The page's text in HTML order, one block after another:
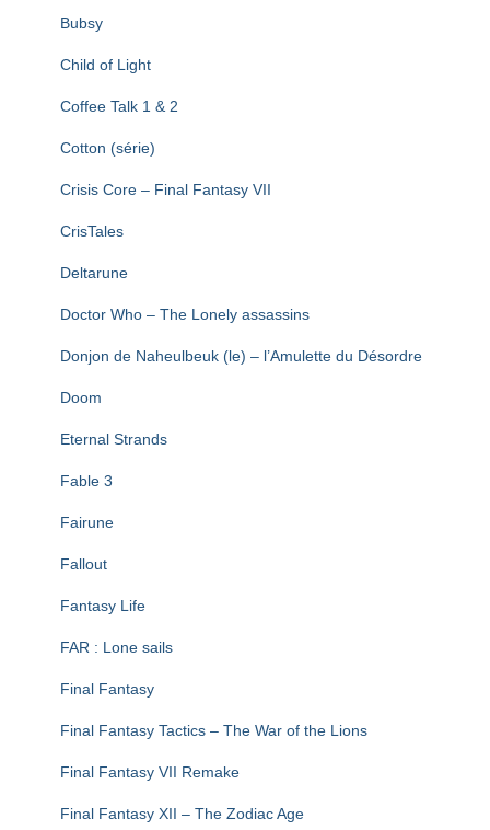
Bubsy
Child of Light
Coffee Talk 1 & 2
Cotton (série)
Crisis Core – Final Fantasy VII
CrisTales
Deltarune
Doctor Who – The Lonely assassins
Donjon de Naheulbeuk (le) – l’Amulette du Désordre
Doom
Eternal Strands
Fable 3
Fairune
Fallout
Fantasy Life
FAR : Lone sails
Final Fantasy
Final Fantasy Tactics – The War of the Lions
Final Fantasy VII Remake
Final Fantasy XII – The Zodiac Age